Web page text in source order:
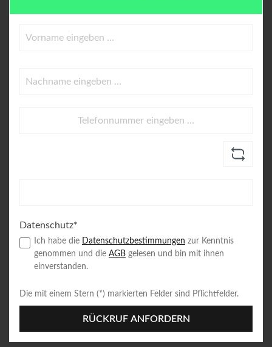
Datenschutz*
Ich habe die Datenschutzbestimmungen zur Kenntnis
genommen und die AGB gelesen und bin mit ihnen
einverstanden.
Die mit einem Stern (*) markierten Felder sind Pflichtfelder.
RÜCKRUF ANFORDERN